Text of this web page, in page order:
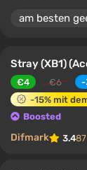
Stray (XB1)
€4 €6
-
-15% mit
Boosted
Difmark 3.4